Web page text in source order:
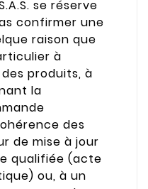
se réserve
confirmer une
raison que
à
produits, à
la
des
de mise à jour
qualifiée (acte
ou, à un